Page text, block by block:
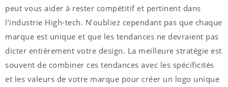
peut vous aider à rester compétitif et pertinent dans
l’industrie High-tech. N’oubliez cependant pas que chaque
marque est unique et que les tendances ne devraient pas
dicter entièrement votre design. La meilleure stratégie est
souvent de combiner ces tendances avec les spécificités
et les valeurs de votre marque pour créer un logo unique